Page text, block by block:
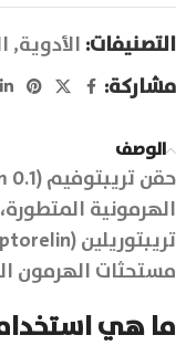
التصنيفات: الأدوية,
مشاركة:
الوصف
الهرمونية
مستحثات الهرمون
ما هي